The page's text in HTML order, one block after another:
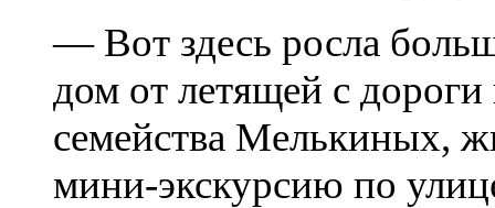
— Вот здесь росла
дом от летящей с
семейства Мелькиных,
мини-экскурсию по